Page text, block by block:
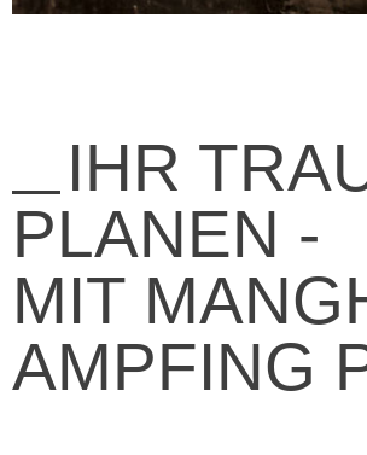
IHR
PLANEN -
MIT
AMPFING